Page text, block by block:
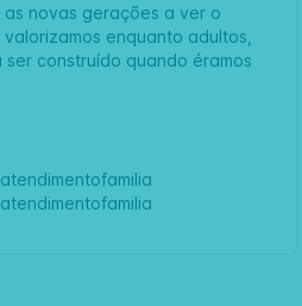
as novas gerações a ver o
enquanto adultos,
construído quando éramos